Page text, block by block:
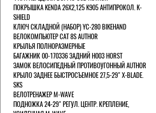
ПОКРЫШКА KENDA 26Х2,125 K905 АНТИПРОКОЛ. K-
SHIELD
КЛЮЧ СКЛАДНОЙ (НАБОР) YC-280 BIKEHAND
ВЕЛОКОМПЬЮТЕР CAT 8S AUTHOR
КРЫЛЬЯ ПОЛНОРАЗМЕРНЫЕ
БАГАЖНИК 00-170336 ЗАДНИЙ H003 HORST
ЗАМОК ВЕЛОСИПЕДНЫЙ ПРОТИВОУГОННЫЙ AUTHOR
КРЫЛО ЗАДНЕЕ БЫСТРОСЪЕМНОЕ 27,5-29" X-BLADE.
SKS
ВЕЛОТРЕНАЖЕР M-WAVE
ПОДНОЖКА 24-29" РЕГУЛ. ЦЕНТР. КРЕПЛЕНИЕ,